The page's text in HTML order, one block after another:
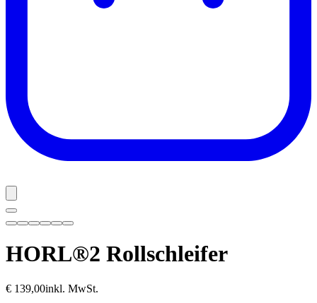
HORL®2 Rollschleifer
€ 139,00inkl. MwSt.